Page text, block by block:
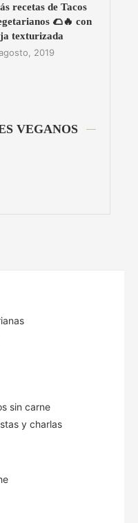
recetas de Tacos
🌮🔥 con
texturizada
2019
VEGANOS
sin carne
y charlas